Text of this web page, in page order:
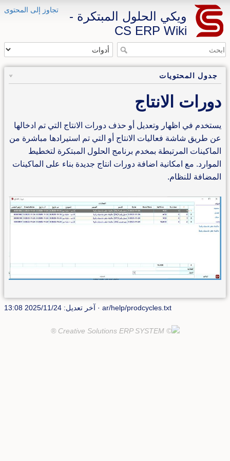
تجاوز إلى المحتوى
ويكي الحلول المبتكرة -
CS ERP Wiki
جدول المحتويات
دورات الانتاج
يستخدم في اظهار وتعديل أو حذف دورات الانتاج التي تم ادخالها
عن طريق شاشة فعاليات الانتاج أو التي تم استيرادها مباشرة من
الماكينات المرتبطة بمخدم برنامج الحلول المبتكرة لتخطيط
الموارد. مع امكانية اضافة دورات انتاج جديدة بناء على الماكينات
المضافة للنظام.
ar/help/prodcycles.txt · آخر تعديل: 2025/11/24 13:08